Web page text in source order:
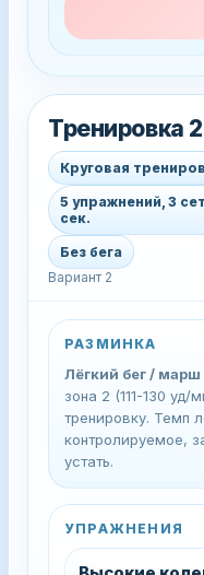
Тренировка 2
Круговая
5 упражнений, 3
сек.
Без бега
Вариант 2
РАЗМИНКА
Лёгкий бег /
зона 2 (111-130 уд/
тренировку. Темп
контролируемое,
устать.
УПРАЖНЕНИЯ